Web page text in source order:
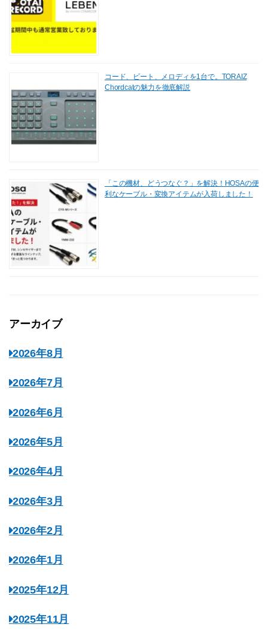
コード、ビート、メロディを1台で。TORAIZ
Chordcatの魅力を徹底解説
「この機材、どうつなぐ？」を解決！HOSAの便
利なケーブル・変換アイテムが入荷しました！
アーカイブ
2026年8月
2026年7月
2026年6月
2026年5月
2026年4月
2026年3月
2026年2月
2026年1月
2025年12月
2025年11月